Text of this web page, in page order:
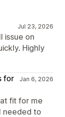
Jul 23, 2026
issue on
Highly
for
Jan 6, 2026
fit for me
needed to